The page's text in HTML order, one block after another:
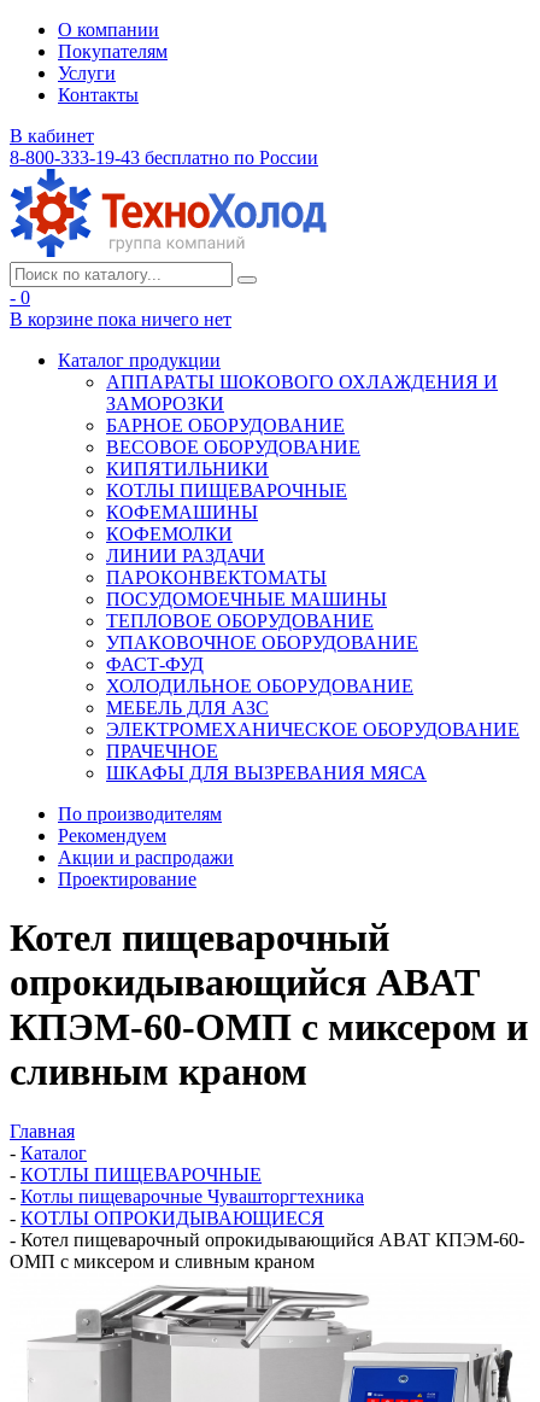
О компании
Покупателям
Услуги
Контакты
В кабинет
8-800-333-19-43 бесплатно по России
- 0
В корзине пока ничего нет
Каталог продукции
АППАРАТЫ ШОКОВОГО ОХЛАЖДЕНИЯ И
ЗАМОРОЗКИ
БАРНОЕ ОБОРУДОВАНИЕ
ВЕСОВОЕ ОБОРУДОВАНИЕ
КИПЯТИЛЬНИКИ
КОТЛЫ ПИЩЕВАРОЧНЫЕ
КОФЕМАШИНЫ
КОФЕМОЛКИ
ЛИНИИ РАЗДАЧИ
ПАРОКОНВЕКТОМАТЫ
ПОСУДОМОЕЧНЫЕ МАШИНЫ
ТЕПЛОВОЕ ОБОРУДОВАНИЕ
УПАКОВОЧНОЕ ОБОРУДОВАНИЕ
ФАСТ-ФУД
ХОЛОДИЛЬНОЕ ОБОРУДОВАНИЕ
МЕБЕЛЬ ДЛЯ АЗС
ЭЛЕКТРОМЕХАНИЧЕСКОЕ ОБОРУДОВАНИЕ
ПРАЧЕЧНОЕ
ШКАФЫ ДЛЯ ВЫЗРЕВАНИЯ МЯСА
По производителям
Рекомендуем
Акции и распродажи
Проектирование
Котел пищеварочный
опрокидывающийся ABAT
КПЭМ-60-ОМП с миксером и
сливным краном
Главная
- Каталог
- КОТЛЫ ПИЩЕВАРОЧНЫЕ
- Котлы пищеварочные Чувашторгтехника
- КОТЛЫ ОПРОКИДЫВАЮЩИЕСЯ
- Котел пищеварочный опрокидывающийся ABAT КПЭМ-60-
ОМП с миксером и сливным краном